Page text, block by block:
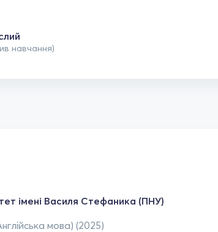
навчання)
імені Василя Стефаника (ПНУ)
мова) (2025)